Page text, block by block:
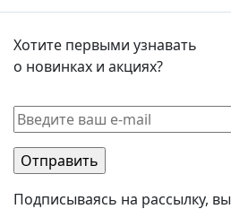
Хотите первыми узнавать
о новинках и акциях?
Подписываясь на рассылку, вы